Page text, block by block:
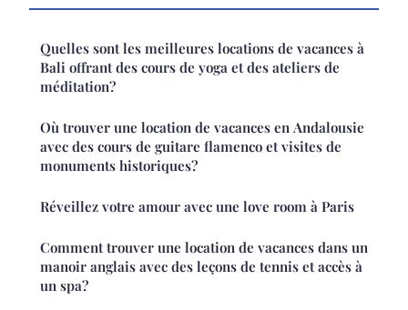
Quelles sont les meilleures locations de vacances à
Bali offrant des cours de yoga et des ateliers de
méditation?
Où trouver une location de vacances en Andalousie
avec des cours de guitare flamenco et visites de
monuments historiques?
Réveillez votre amour avec une love room à Paris
Comment trouver une location de vacances dans un
manoir anglais avec des leçons de tennis et accès à
un spa?